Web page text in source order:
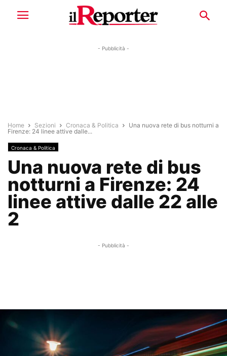
- Pubblicità -
Home Sezioni Cronaca & Politica
Una nuova rete di bus notturni a
Firenze: 24 linee attive dalle...
Cronaca & Politica
Una nuova rete di bus
notturni a Firenze: 24
linee attive dalle 22 alle
2
- Pubblicità -